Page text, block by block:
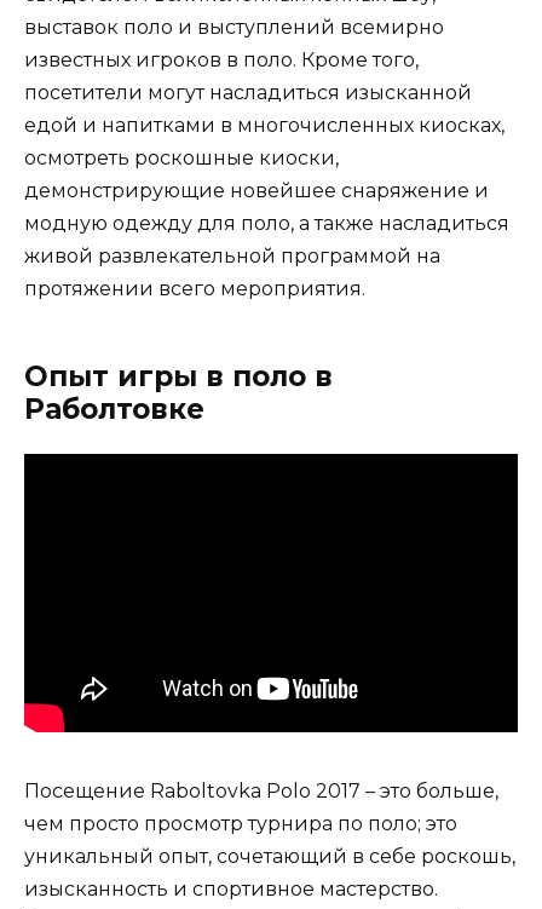
выставок поло и выступлений всемирно
известных игроков в поло. Кроме того,
посетители могут насладиться изысканной
едой и напитками в многочисленных киосках,
осмотреть роскошные киоски,
демонстрирующие новейшее снаряжение и
модную одежду для поло, а также насладиться
живой развлекательной программой на
протяжении всего мероприятия.
Опыт игры в поло в
Раболтовке
Посещение Raboltovka Polo 2017 – это больше,
чем просто просмотр турнира по поло; это
уникальный опыт, сочетающий в себе роскошь,
изысканность и спортивное мастерство.